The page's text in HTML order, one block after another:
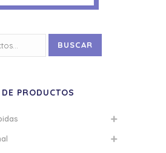
BUSCAR
PRODUCTOS